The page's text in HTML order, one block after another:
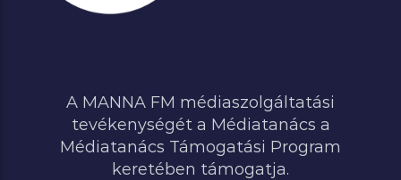
A MANNA FM médiaszolgáltatási
tevékenységét a Médiatanács a
Médiatanács Támogatási Program
keretében támogatja.